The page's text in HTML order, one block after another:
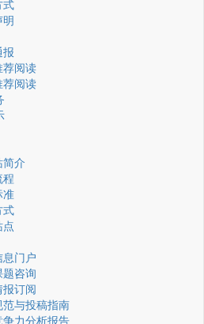
式
明
报
阅读
阅读
介
准
式
门户
咨询
订阅
与投稿指南
力分析报告